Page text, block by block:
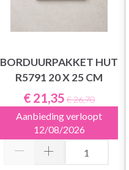
BORDUURPAKKET HUT
R5791 20 X 25 CM
€ 21,35 € 26,70
Aanbieding verloopt
12/08/2026